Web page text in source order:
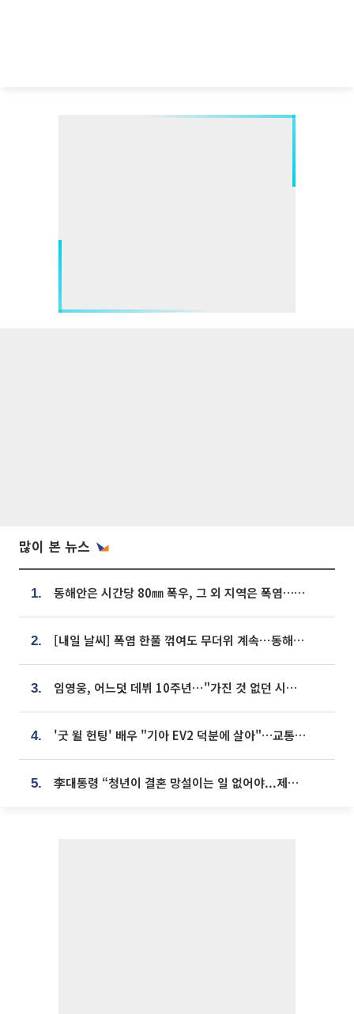
많이 본 뉴스
1. 동해안은 시간당 80㎜ 폭우, 그 외 지역은 폭염…‘극과 극 날씨’
2. [내일 날씨] 폭염 한풀 꺾여도 무더위 계속⋯동해안 이틀 연속 비
3. 임영웅, 어느덧 데뷔 10주년⋯"가진 것 없던 시절, 내 앞엔 20명의 팬뿐"
4. '굿 윌 헌팅' 배우 "기아 EV2 덕분에 살아"…교통사고 후 안전성 극찬
5. 李대통령 “청년이 결혼 망설이는 일 없어야...제도상 불이익 조사”